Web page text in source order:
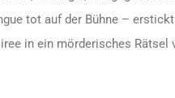
tot auf der Bühne –
in ein mörderisches Rätsel